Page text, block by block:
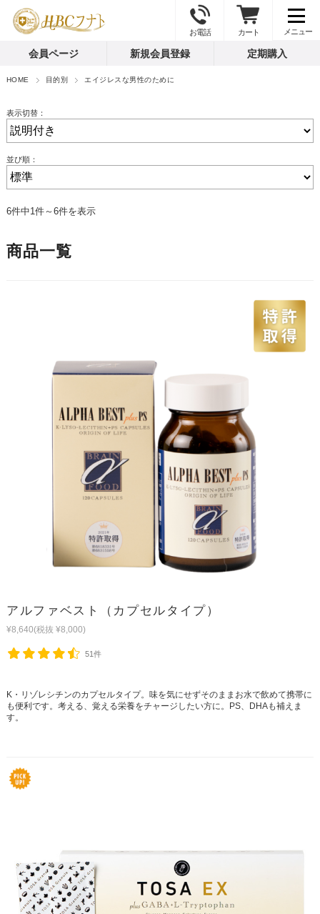
お電話 カート
会員ページ 新規会員登録 定期購入
HOME 目的別 エイジレスな男性のために
表示切替：
並び順：
6件中1件～6件を表示
商品一覧
アルファベスト（カプセルタイプ）
¥8,640(税抜 ¥8,000)
51件
K・リゾレシチンのカプセルタイプ。味を気にせずそのままお水で飲めて携帯に
も便利です。考える、覚える栄養をチャージしたい方に。PS、DHAも補えま
す。